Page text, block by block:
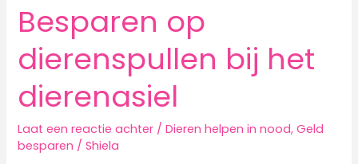
Besparen op
dierenspullen bij het
dierenasiel
Laat een reactie achter /Dieren helpen in nood,Geld
besparen /Shiela